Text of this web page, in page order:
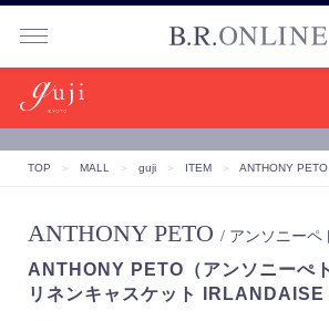
TOP ＞ MALL ＞ guji ＞ ITEM ＞ ANTHONY PETO
ANTHONY PETO / アンソニーペ
ANTHONY PETO（アンソニーぺト
リネンキャスケット